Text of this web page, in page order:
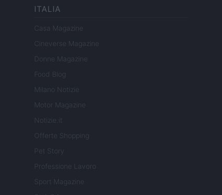
ITALIA
Casa Magazine
Cineverse Magazine
Donne Magazine
Food Blog
Milano Notizie
Motor Magazine
Notizie.it
Offerte Shopping
Pet Story
Professione Lavoro
Sport Magazine